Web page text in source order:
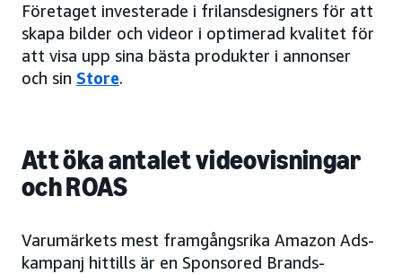
Företaget investerade i frilansdesigners för att
skapa bilder och videor i optimerad kvalitet för
att visa upp sina bästa produkter i annonser
och sin Store.
Att öka antalet videovisningar
och ROAS
Varumärkets mest framgångsrika Amazon Ads-
kampanj hittills är en Sponsored Brands-